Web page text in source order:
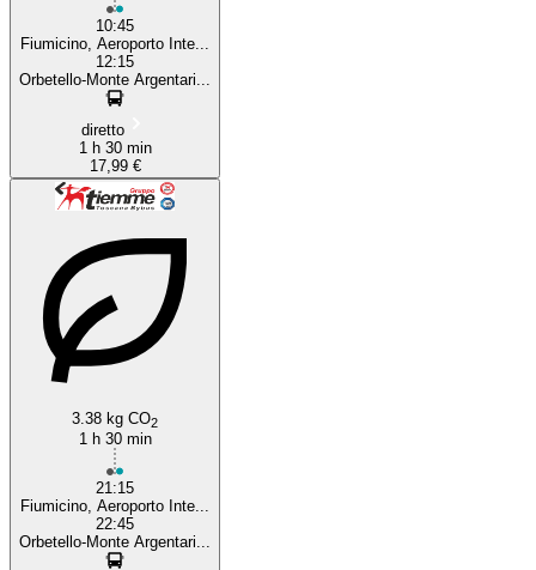
10:45
Fiumicino, Aeroporto Inte...
12:15
Orbetello-Monte Argentari...
diretto
1 h 30 min
17,99 €
3.38 kg CO2
1 h 30 min
21:15
Fiumicino, Aeroporto Inte...
22:45
Orbetello-Monte Argentari...